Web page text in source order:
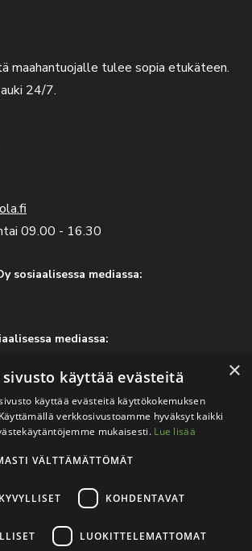
maahantuojalle tulee sopia etukäteen.
24/7.
09.00 - 16.30
sosiaalisessa mediassa:
mediassa:
×
sivusto käyttää evästeitä
käyttää evästeitä käyttökokemuksen
verkkosivustoamme hyväksyt kaikki
mukaisesti. Lue lisää
VÄLTTÄMÄTTÖMÄT
KOHDENTAVAT
LUOKITTELEMATTOMAT